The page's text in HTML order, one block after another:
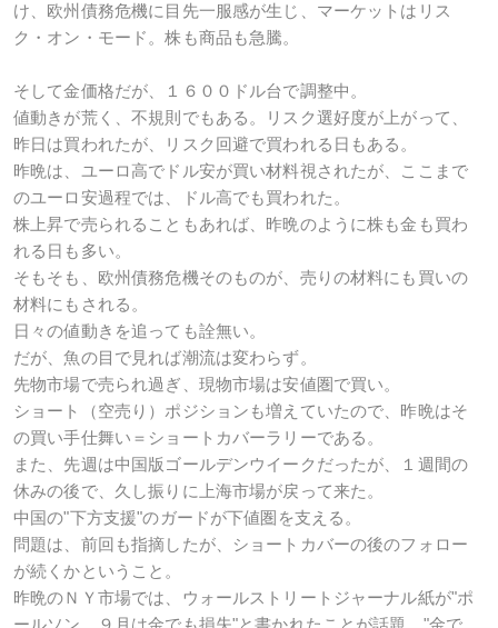
け、欧州債務危機に目先一服感が生じ、マーケットはリス
ク・オン・モード。株も商品も急騰。
そして金価格だが、１６００ドル台で調整中。
値動きが荒く、不規則でもある。リスク選好度が上がって、
昨日は買われたが、リスク回避で買われる日もある。
昨晩は、ユーロ高でドル安が買い材料視されたが、ここまで
のユーロ安過程では、ドル高でも買われた。
株上昇で売られることもあれば、昨晩のように株も金も買わ
れる日も多い。
そもそも、欧州債務危機そのものが、売りの材料にも買いの
材料にもされる。
日々の値動きを追っても詮無い。
だが、魚の目で見れば潮流は変わらず。
先物市場で売られ過ぎ、現物市場は安値圏で買い。
ショート（空売り）ポジションも増えていたので、昨晩はそ
の買い手仕舞い＝ショートカバーラリーである。
また、先週は中国版ゴールデンウイークだったが、１週間の
休みの後で、久し振りに上海市場が戻って来た。
中国の"下方支援"のガードが下値圏を支える。
問題は、前回も指摘したが、ショートカバーの後のフォロー
が続くかということ。
昨晩のＮＹ市場では、ウォールストリートジャーナル紙が"ポ
ールソン ９月は金でも損失"と書かれたことが話題。"金で